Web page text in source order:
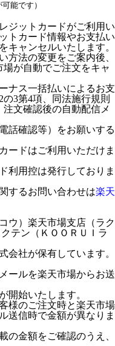
能です）
ジットカードがご利用い
トカード情報やお支払い
キャンセルいたします。
方法の変更をご案内後、
が自動でご注文をキャ
ナス一括払いによるお支
3第4項、同法施行規則
文確認後の自動配信メ
話確認等）をお願いする
ードはご利用いただけま
利用控は発行しておりま
するお問い合わせは楽天
ウ）楽天市場支店（ラク
テン（ＫＯＯＲＵＩラ
会社が保有しています。
ールを楽天市場からお送
開始いたします。
様のご注文時と楽天市場
送信時で金額が異なりま
の金額をご確認のうえ、